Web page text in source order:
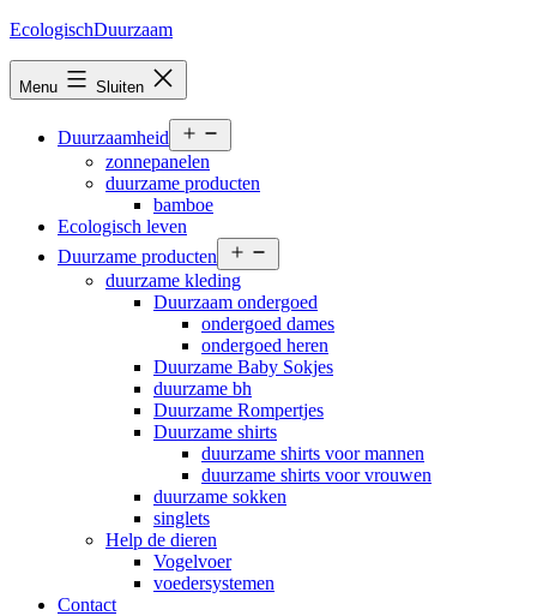
Ga
inhoud
EcologischDuurzaam
Menu Sluiten
Duurzaamheid
menu
zonnepanelen
duurzame producten
bamboe
Ecologisch leven
Duurzame producten
menu
duurzame kleding
Duurzaam ondergoed
ondergoed dames
ondergoed heren
Duurzame Baby Sokjes
duurzame bh
Duurzame Rompertjes
Duurzame shirts
duurzame shirts voor mannen
duurzame shirts voor vrouwen
duurzame sokken
singlets
Help de dieren
Vogelvoer
voedersystemen
Contact